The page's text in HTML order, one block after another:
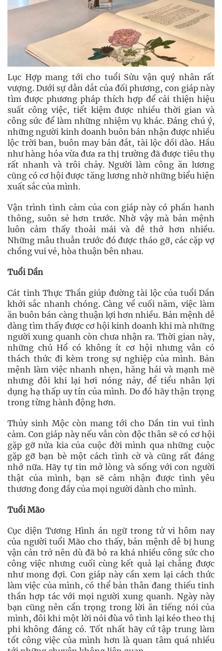
Lục Hợp mang tới cho tuổi Sửu vận quý nhân rất
vượng. Dưới sự dẫn dắt của đối phương, con giáp này
tìm được phương pháp thích hợp để cải thiện hiệu
suất công việc, tiết kiệm được nhiều thời gian và
công sức để làm những nhiệm vụ khác. Đáng chú ý,
những người kinh doanh buôn bán nhận được nhiều
lộc trời ban, buôn may bán đắt, tài lộc dồi dào. Hầu
như hàng hóa vừa đưa ra thị trường đã được tiêu thụ
rất nhanh và trôi chảy. Người làm công ăn lương
cũng có cơ hội được tăng lương nhờ những biểu hiện
xuất sắc của mình.
Vận trình tình cảm của con giáp này có phần hanh
thông, suôn sẻ hơn trước. Nhờ vậy mà bản mệnh
luôn cảm thấy thoải mái và dễ thở hơn nhiều.
Những mâu thuẫn trước đó được tháo gỡ, các cặp vợ
chồng vui vẻ, hòa thuận bên nhau.
Tuổi Dần
Cát tinh Thực Thần giúp đường tài lộc của tuổi Dần
khởi sắc nhanh chóng. Càng về cuối năm, việc làm
ăn buôn bán càng thuận lợi hơn nhiều. Bản mệnh dễ
dàng tìm thấy được cơ hội kinh doanh khi mà những
người xung quanh còn chưa nhận ra. Thời gian này,
những chú Hổ có không ít cơ hội nhưng vẫn có
thách thức đi kèm trong sự nghiệp của mình. Bản
mệnh làm việc nhanh nhẹn, hăng hái và mạnh mẽ
nhưng đôi khi lại hơi nóng nảy, để tiểu nhân lợi
dụng hạ thấp uy tín của mình. Do đó hãy thận trọng
trong từng hành động hơn.
Thủy sinh Mộc còn mang tới cho Dần tin vui tình
cảm. Con giáp này nếu vẫn còn độc thân sẽ có cơ hội
gặp gỡ nửa kia của cuộc đời mình qua những cuộc
gặp gỡ bạn bè một cách tình cờ và cũng rất đáng
nhớ nữa. Hãy tự tin mở lòng và sống với con người
thật của mình, bạn sẽ cảm nhận được tình yêu
thương đong đầy của mọi người dành cho mình.
Tuổi Mão
Cục diện Tương Hình án ngữ trong tử vi hôm nay
của người tuổi Mão cho thấy, bản mệnh dễ bị hung
vận cản trở nên dù đã bỏ ra khá nhiều công sức cho
công việc nhưng cuối cùng kết quả lại chẳng được
như mong đợi. Con giáp này cần xem lại cách thức
làm việc của mình, có thể bản thân đang thiếu tinh
thần hợp tác với mọi người xung quanh. Ngày này
bạn cũng nên cẩn trọng trong lời ăn tiếng nói của
mình, đôi khi một lời nói đùa vô tình lại kéo theo thị
phi không đáng có. Tốt nhất hãy cứ tập trung làm
tốt công việc của mình hơn là quan tâm quá nhiều